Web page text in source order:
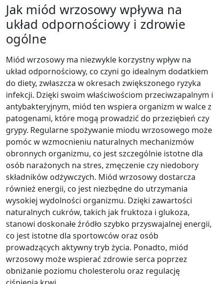
Jak miód wrzosowy wpływa na
układ odpornościowy i zdrowie
ogólne
Miód wrzosowy ma niezwykle korzystny wpływ na
układ odpornościowy, co czyni go idealnym dodatkiem
do diety, zwłaszcza w okresach zwiększonego ryzyka
infekcji. Dzięki swoim właściwościom przeciwzapalnym i
antybakteryjnym, miód ten wspiera organizm w walce z
patogenami, które mogą prowadzić do przeziębień czy
grypy. Regularne spożywanie miodu wrzosowego może
pomóc w wzmocnieniu naturalnych mechanizmów
obronnych organizmu, co jest szczególnie istotne dla
osób narażonych na stres, zmęczenie czy niedobory
składników odżywczych. Miód wrzosowy dostarcza
również energii, co jest niezbędne do utrzymania
wysokiej wydolności organizmu. Dzięki zawartości
naturalnych cukrów, takich jak fruktoza i glukoza,
stanowi doskonałe źródło szybko przyswajalnej energii,
co jest istotne dla sportowców oraz osób
prowadzących aktywny tryb życia. Ponadto, miód
wrzosowy może wspierać zdrowie serca poprzez
obniżanie poziomu cholesterolu oraz regulację